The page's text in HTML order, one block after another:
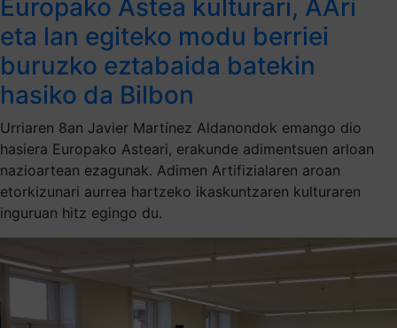
Europako Astea kulturari, AAri
eta lan egiteko modu berriei
buruzko eztabaida batekin
hasiko da Bilbon
Urriaren 8an Javier Martínez Aldanondok emango dio
hasiera Europako Asteari, erakunde adimentsuen arloan
nazioartean ezagunak. Adimen Artifizialaren aroan
etorkizunari aurrea hartzeko ikaskuntzaren kulturaren
inguruan hitz egingo du.